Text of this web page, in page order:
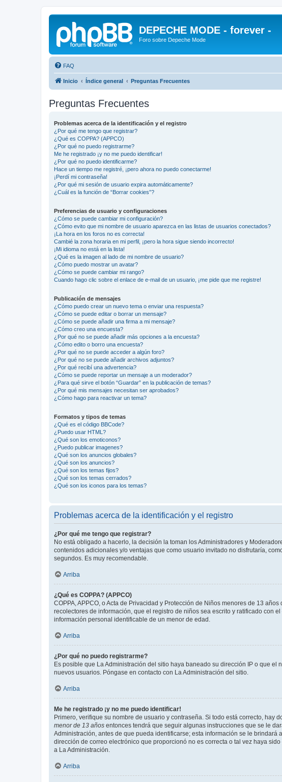
DEPECHE MODE - forever -
Foro sobre Depeche Mode
FAQ
Inicio Índice general Preguntas Frecuentes
Preguntas Frecuentes
Problemas acerca de la identificación y el registro
¿Por qué me tengo que registrar?
¿Qué es COPPA? (APPCO)
¿Por qué no puedo registrarme?
Me he registrado ¡y no me puedo identificar!
¿Por qué no puedo identificarme?
Hace un tiempo me registré, ¡pero ahora no puedo conectarme!
¡Perdí mi contraseña!
¿Por qué mi sesión de usuario expira automáticamente?
¿Cuál es la función de “Borrar cookies”?
Preferencias de usuario y configuraciones
¿Cómo se puede cambiar mi configuración?
¿Cómo evito que mi nombre de usuario aparezca en las listas de usuarios conectados?
¡La hora en los foros no es correcta!
Cambié la zona horaria en mi perfil, ¡pero la hora sigue siendo incorrecto!
¡Mi idioma no está en la lista!
¿Qué es la imagen al lado de mi nombre de usuario?
¿Cómo puedo mostrar un avatar?
¿Cómo se puede cambiar mi rango?
Cuando hago clic sobre el enlace de e-mail de un usuario, ¡me pide que me registre!
Publicación de mensajes
¿Cómo puedo crear un nuevo tema o enviar una respuesta?
¿Cómo se puede editar o borrar un mensaje?
¿Cómo se puede añadir una firma a mi mensaje?
¿Cómo creo una encuesta?
¿Por qué no se puede añadir más opciones a la encuesta?
¿Cómo edito o borro una encuesta?
¿Por qué no se puede acceder a algún foro?
¿Por qué no se puede añadir archivos adjuntos?
¿Por qué recibí una advertencia?
¿Cómo se puede reportar un mensaje a un moderador?
¿Para qué sirve el botón “Guardar” en la publicación de temas?
¿Por qué mis mensajes necesitan ser aprobados?
¿Cómo hago para reactivar un tema?
Formatos y tipos de temas
¿Qué es el código BBCode?
¿Puedo usar HTML?
¿Qué son los emoticonos?
¿Puedo publicar imagenes?
¿Qué son los anuncios globales?
¿Qué son los anuncios?
¿Qué son los temas fijos?
¿Qué son los temas cerrados?
¿Qué son los iconos para los temas?
Problemas acerca de la identificación y el registro
¿Por qué me tengo que registrar?
No está obligado a hacerlo, la decisión la toman los Administradores y
contenidos adicionales y/o ventajas que como usuario invitado no disfrutaría,
segundos. Es muy recomendable.
Arriba
¿Qué es COPPA? (APPCO)
COPPA, APPCO, o Acta de Privacidad y Protección de Niños menores de 13
recolectores de información, que el registro de niños sea escrito y ratificado con
información personal identificable de un menor de edad.
Arriba
¿Por qué no puedo registrarme?
Es posible que La Administración del sitio haya baneado su dirección IP o que
nuevos usuarios. Póngase en contacto con La Administración del sitio.
Arriba
Me he registrado ¡y no me puedo identificar!
Primero, verifique su nombre de usuario y contraseña. Si todo está correcto, hay
menor de 13 años entonces tendrá que seguir algunas instrucciones que se le
Administración, antes de que pueda identificarse; esta información se le
dirección de correo electrónico que proporcionó no es correcta o tal vez haya
a La Administración.
Arriba